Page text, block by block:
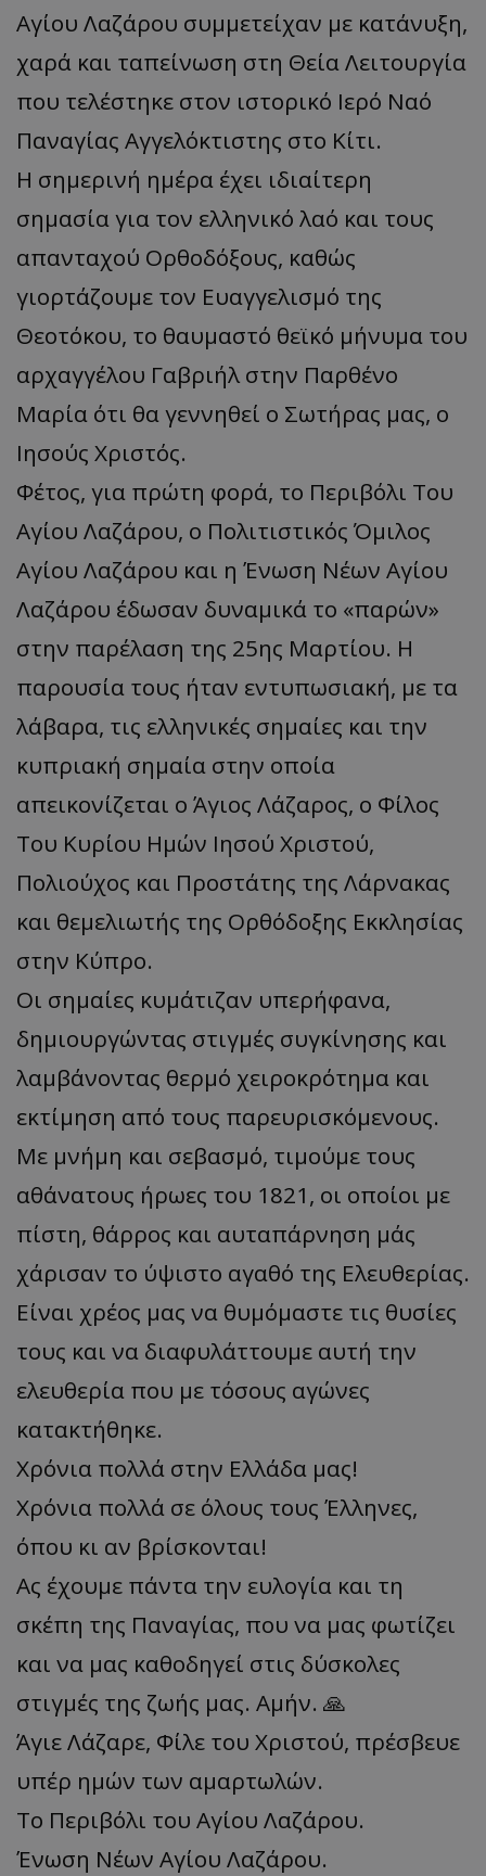
Αγίου Λαζάρου συμμετείχαν με κατάνυξη,
χαρά και ταπείνωση στη Θεία Λειτουργία
που τελέστηκε στον ιστορικό Ιερό Ναό
Παναγίας Αγγελόκτιστης στο Κίτι.
Η σημερινή ημέρα έχει ιδιαίτερη
σημασία για τον ελληνικό λαό και τους
απανταχού Ορθοδόξους, καθώς
γιορτάζουμε τον Ευαγγελισμό της
Θεοτόκου, το θαυμαστό θεϊκό μήνυμα του
αρχαγγέλου Γαβριήλ στην Παρθένο
Μαρία ότι θα γεννηθεί ο Σωτήρας μας, ο
Ιησούς Χριστός.
Φέτος, για πρώτη φορά, το Περιβόλι Του
Αγίου Λαζάρου, ο Πολιτιστικός Όμιλος
Αγίου Λαζάρου και η Ένωση Νέων Αγίου
Λαζάρου έδωσαν δυναμικά το «παρών»
στην παρέλαση της 25ης Μαρτίου. Η
παρουσία τους ήταν εντυπωσιακή, με τα
λάβαρα, τις ελληνικές σημαίες και την
κυπριακή σημαία στην οποία
απεικονίζεται ο Άγιος Λάζαρος, ο Φίλος
Του Κυρίου Ημών Ιησού Χριστού,
Πολιούχος και Προστάτης της Λάρνακας
και θεμελιωτής της Ορθόδοξης Εκκλησίας
στην Κύπρο.
Οι σημαίες κυμάτιζαν υπερήφανα,
δημιουργώντας στιγμές συγκίνησης και
λαμβάνοντας θερμό χειροκρότημα και
εκτίμηση από τους παρευρισκόμενους.
Με μνήμη και σεβασμό, τιμούμε τους
αθάνατους ήρωες του 1821, οι οποίοι με
πίστη, θάρρος και αυταπάρνηση μάς
χάρισαν το ύψιστο αγαθό της Ελευθερίας.
Είναι χρέος μας να θυμόμαστε τις θυσίες
τους και να διαφυλάττουμε αυτή την
ελευθερία που με τόσους αγώνες
κατακτήθηκε.
Χρόνια πολλά στην Ελλάδα μας!
Χρόνια πολλά σε όλους τους Έλληνες,
όπου κι αν βρίσκονται!
Ας έχουμε πάντα την ευλογία και τη
σκέπη της Παναγίας, που να μας φωτίζει
και να μας καθοδηγεί στις δύσκολες
στιγμές της ζωής μας. Αμήν. 🙏
Άγιε Λάζαρε, Φίλε του Χριστού, πρέσβευε
υπέρ ημών των αμαρτωλών.
Το Περιβόλι του Αγίου Λαζάρου.
Ένωση Νέων Αγίου Λαζάρου.